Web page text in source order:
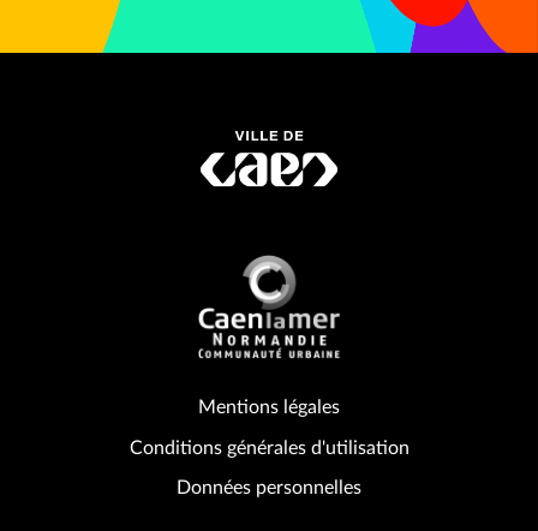
Mentions légales
Conditions générales d'utilisation
Données personnelles